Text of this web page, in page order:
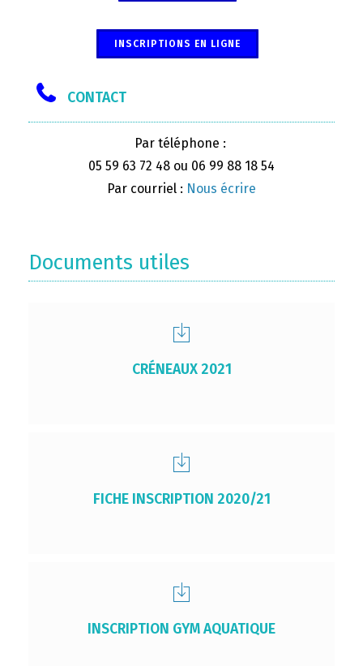
INSCRIPTIONS EN LIGNE
CONTACT
Par téléphone :
05 59 63 72 48 ou 06 99 88 18 54
Par courriel : Nous écrire
Documents utiles
CRÉNEAUX 2021
FICHE INSCRIPTION 2020/21
INSCRIPTION GYM AQUATIQUE